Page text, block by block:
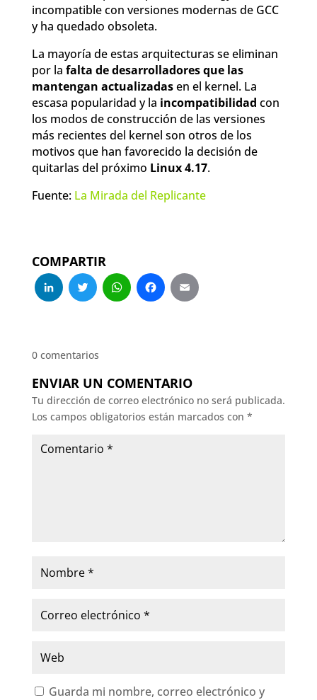
incompatible con versiones modernas de GCC
y ha quedado obsoleta.
La mayoría de estas arquitecturas se eliminan
por la falta de desarrolladores que las
mantengan actualizadasen el kernel. La
escasa popularidad y la incompatibilidad con
los modos de construcción de las versiones
más recientes del kernel son otros de los
motivos que han favorecido la decisión de
quitarlas del próximo Linux 4.17.
Fuente: La Mirada del Replicante
COMPARTIR
LinkedIn
Twitter
WhatsApp
Facebook
0 comentarios
ENVIAR UN COMENTARIO
Tu dirección de correo electrónico no será publicada.
Los campos obligatorios están marcados con *
Guarda mi nombre, correo electrónico y